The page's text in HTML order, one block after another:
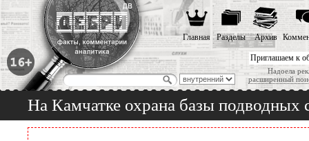
Приглашаем к
Надоела
расширенный
Главная Разделы Архив
На Камчатке охрана базы подводных